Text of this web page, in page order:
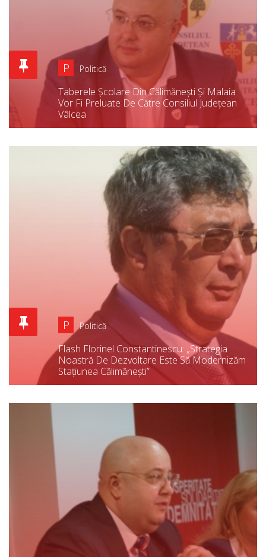
P Politică
Taberele Școlare Din Călimănești Și Malaia
Vor Fi Preluate De Către Consiliul Județean
Vâlcea
P Politică
Flash Florinel Constantinescu: „Strategia
Noastră De Dezvoltare Este Să Modernizăm
Stațiunea Călimănești”